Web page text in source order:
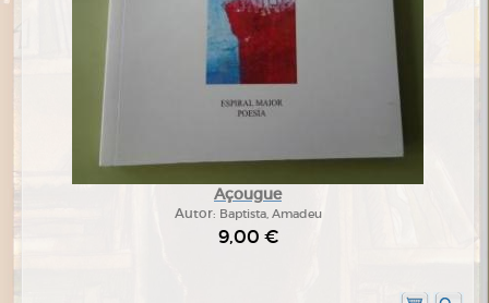
Açougue
Autor: Baptista, Amadeu
9,00 €